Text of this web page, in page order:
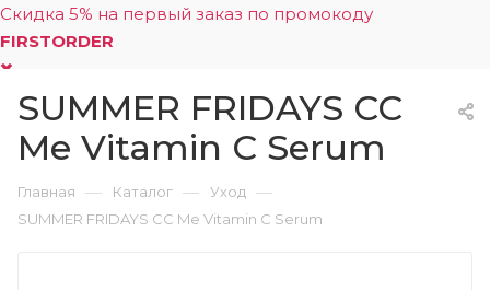
Скидка 5% на первый заказ по промокоду
FIRSTORDER
0
SUMMER FRIDAYS CC
Me Vitamin C Serum
Главная — Каталог — Уход —
SUMMER FRIDAYS CC Me Vitamin C Serum